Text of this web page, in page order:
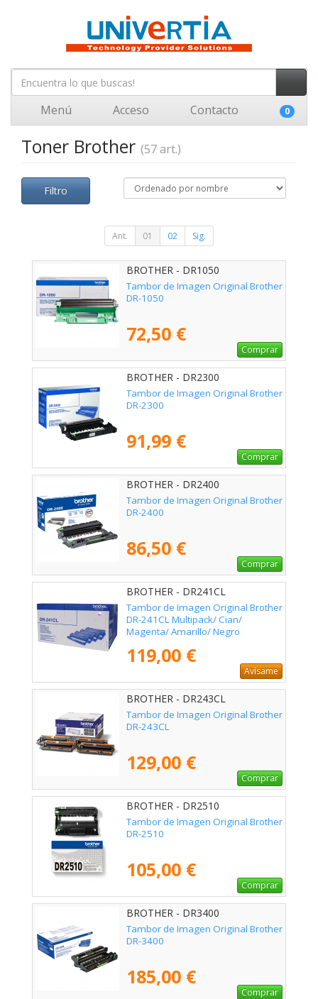
Menú Acceso Contacto 0
Toner Brother (57 art.)
Filtro
Ant. 01 02 Sig.
BROTHER - DR1050
Tambor de Imagen Original Brother
DR-1050
72,50 €
Comprar
BROTHER - DR2300
Tambor de Imagen Original Brother
DR-2300
91,99 €
Comprar
BROTHER - DR2400
Tambor de Imagen Original Brother
DR-2400
86,50 €
Comprar
BROTHER - DR241CL
Tambor de Imagen Original Brother
DR-241CL Multipack/ Cian/
Magenta/ Amarillo/ Negro
119,00 €
Avísame
BROTHER - DR243CL
Tambor de Imagen Original Brother
DR-243CL
129,00 €
Comprar
BROTHER - DR2510
Tambor de Imagen Original Brother
DR-2510
105,00 €
Comprar
BROTHER - DR3400
Tambor de Imagen Original Brother
DR-3400
185,00 €
Comprar